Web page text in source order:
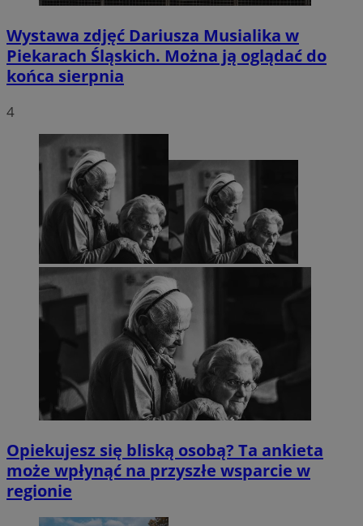
Wystawa zdjęć Dariusza Musialika w
Piekarach Śląskich. Można ją oglądać do
końca sierpnia
4
Opiekujesz się bliską osobą? Ta ankieta
może wpłynąć na przyszłe wsparcie w
regionie